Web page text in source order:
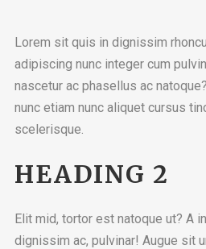
Lorem sit quis in dignissim
adipiscing nunc integer cum
nascetur ac phasellus ac
nunc etiam nunc aliquet cursus
scelerisque.
HEADING 2
Elit mid, tortor est natoque ut? A
dignissim ac, pulvinar! Augue sit